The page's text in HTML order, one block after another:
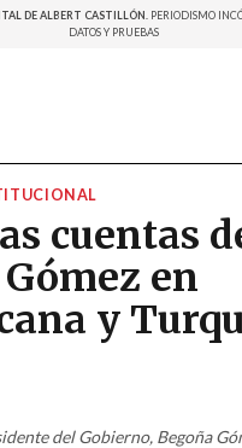
DE ALBERT CASTILLÓN. PERIODISMO
DATOS Y PRUEBAS
cuentas
en
y
del Gobierno, Begoña